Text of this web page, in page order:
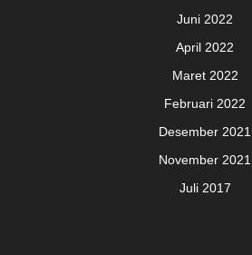
Juni 2022
April 2022
Maret 2022
Februari 2022
Desember 2021
November 2021
Juli 2017